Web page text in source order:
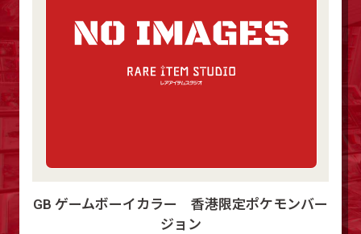
GB ゲームボーイカラー 香港限定ポケモンバー
ジョン